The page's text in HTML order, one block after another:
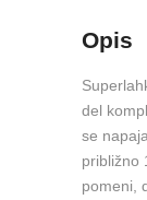
Opis
del
se
približno
pomeni,